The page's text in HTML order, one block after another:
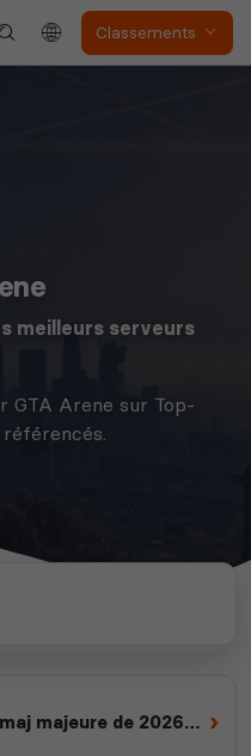
Classements
meilleurs serveurs
GTA Arene sur Top-
majeure de 2026
›